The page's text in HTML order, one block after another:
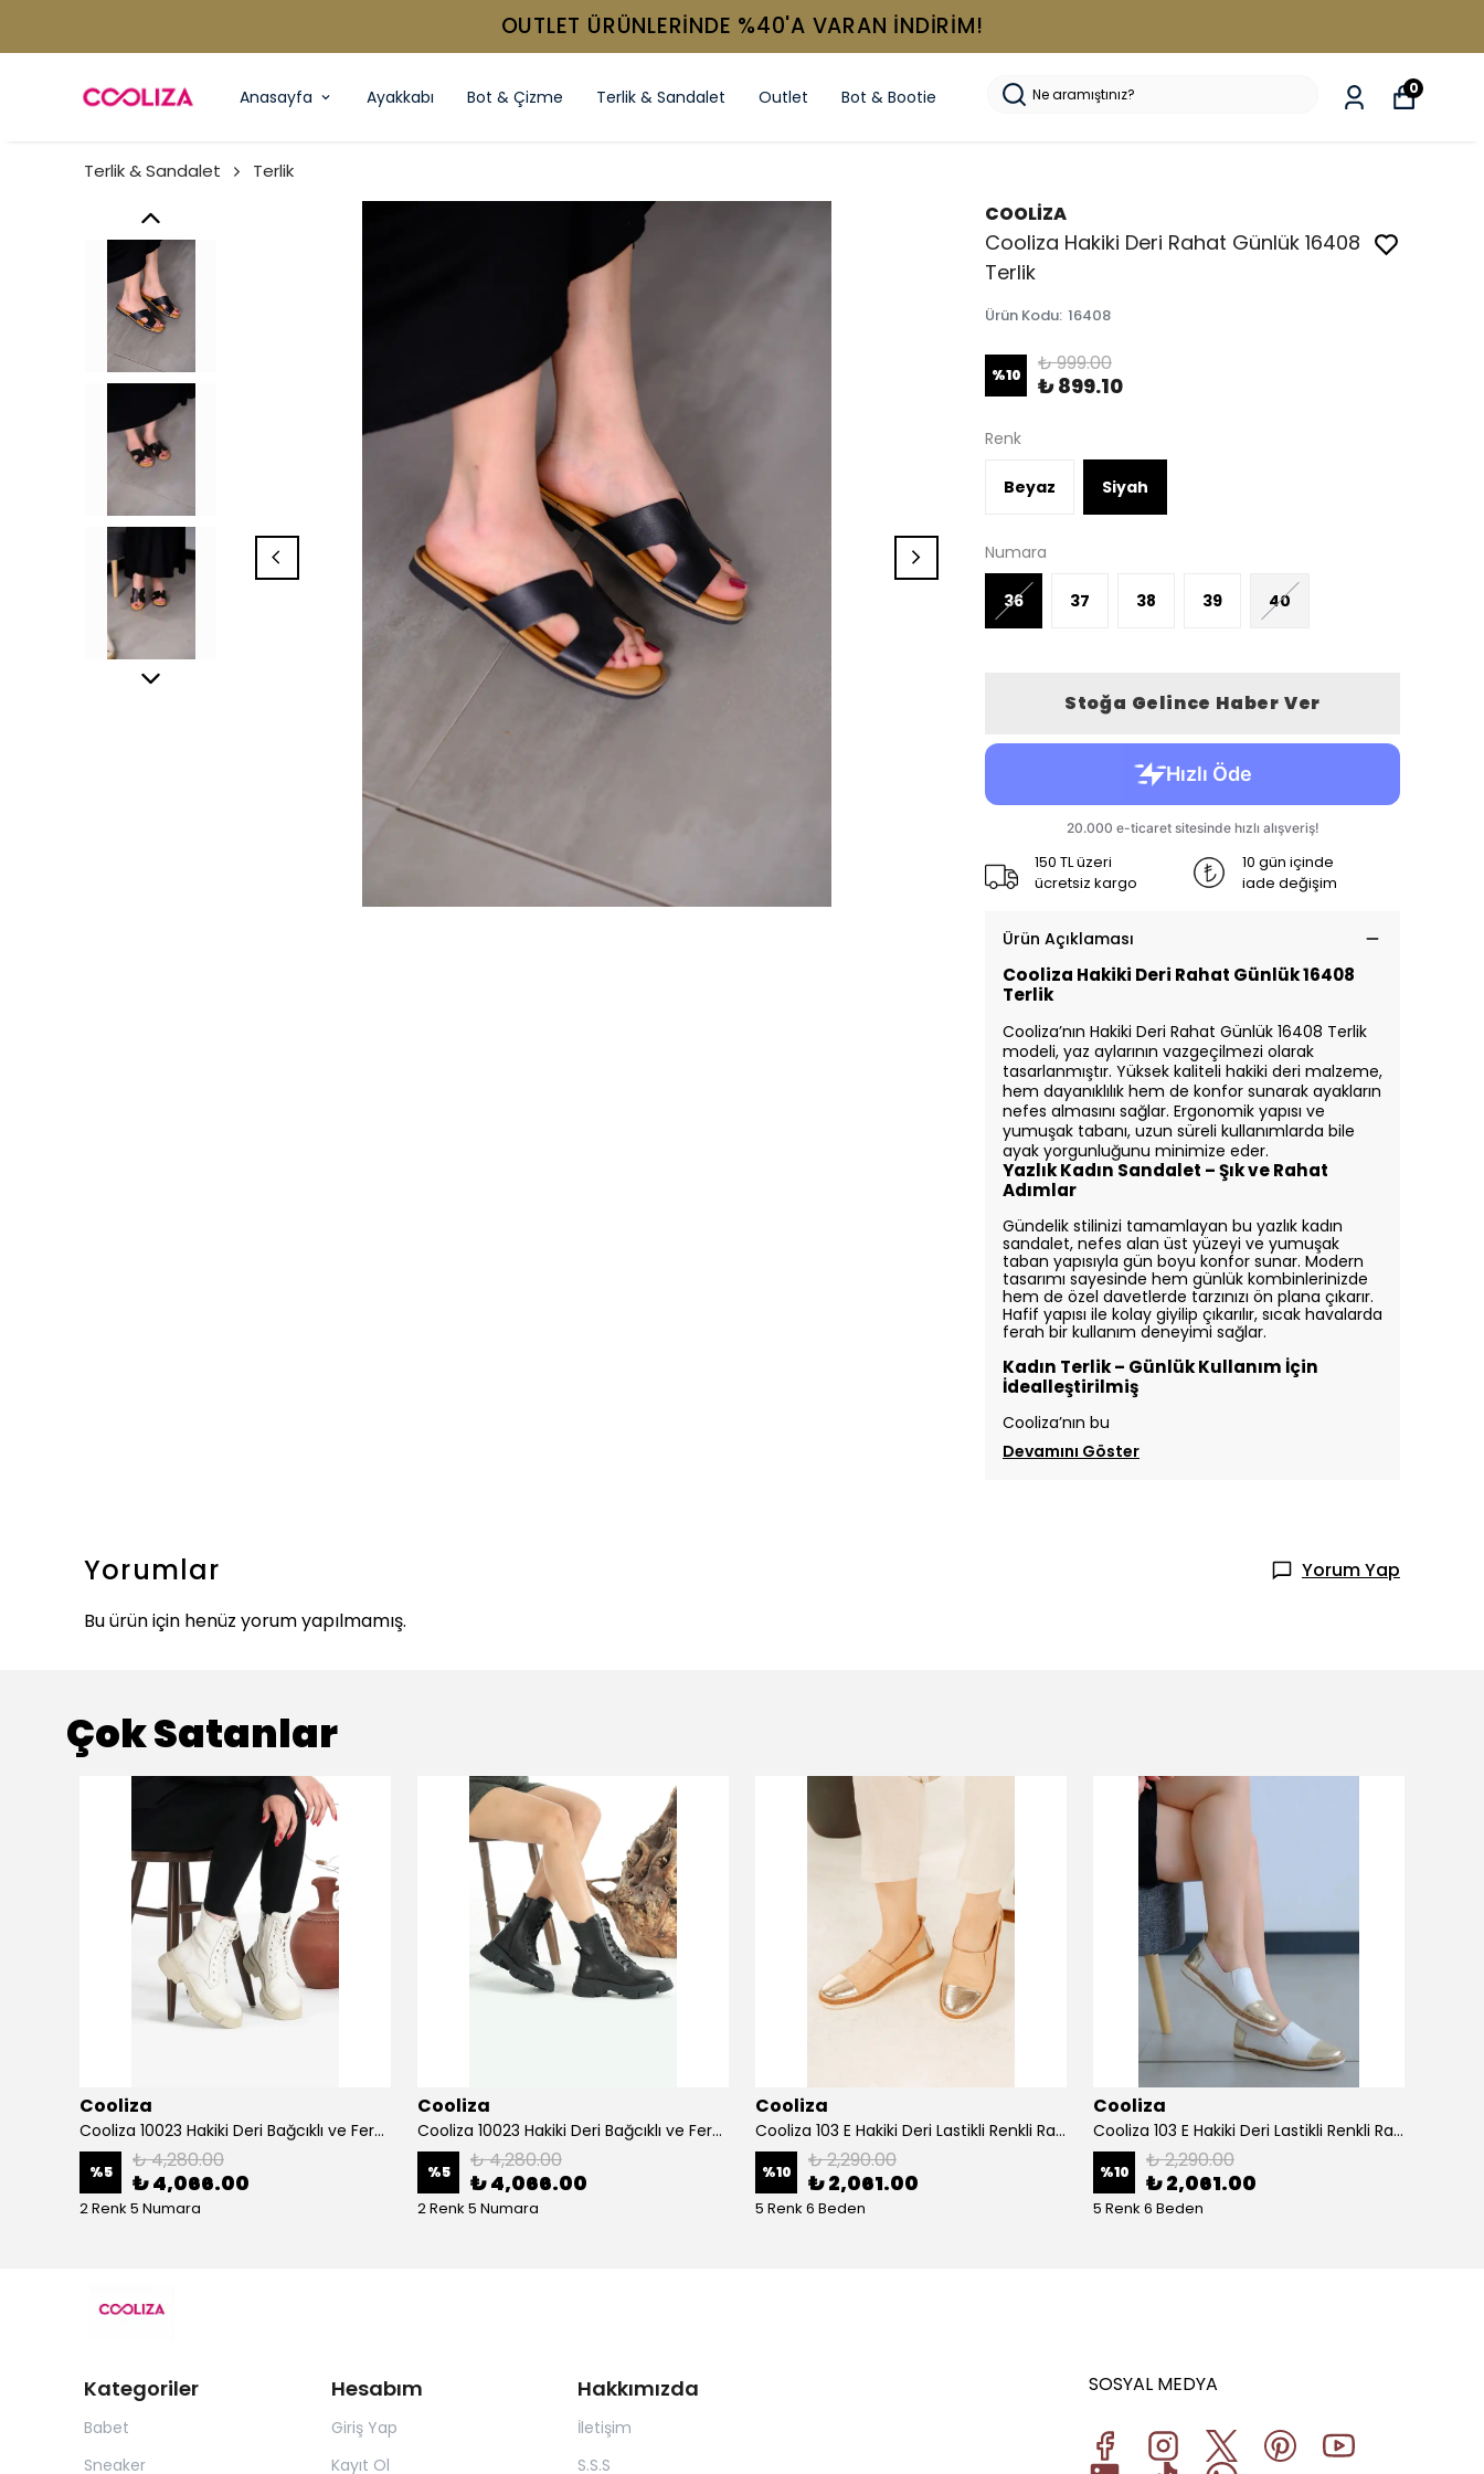
OUTLET ÜRÜNLERİNDE %40'A VARAN İNDİRİM!
Anasayfa Ayakkabı Bot & Çizme Terlik & Sandalet Outlet Bot & Bootie 0
Terlik & Sandalet Terlik
COOLİZA
Cooliza Hakiki Deri Rahat Günlük 16408
Terlik
Ürün Kodu: 16408
%10 ₺ 999.00
₺ 899.10
Renk
Beyaz Siyah
Numara
36 37 38 39 40
Stoğa Gelince Haber Ver
150 TL üzeri
ücretsiz kargo
10 gün içinde
iade değişim
Ürün Açıklaması
Cooliza Hakiki Deri Rahat Günlük 16408
Terlik
Cooliza’nın Hakiki Deri Rahat Günlük 16408 Terlik
modeli, yaz aylarının vazgeçilmezi olarak
tasarlanmıştır. Yüksek kaliteli hakiki deri malzeme,
hem dayanıklılık hem de konfor sunarak ayakların
nefes almasını sağlar. Ergonomik yapısı ve
yumuşak tabanı, uzun süreli kullanımlarda bile
ayak yorgunluğunu minimize eder.
Yazlık Kadın Sandalet – Şık ve Rahat
Adımlar
Gündelik stilinizi tamamlayan bu yazlık kadın
sandalet, nefes alan üst yüzeyi ve yumuşak
taban yapısıyla gün boyu konfor sunar. Modern
tasarımı sayesinde hem günlük kombinlerinizde
hem de özel davetlerde tarzınızı ön plana çıkarır.
Hafif yapısı ile kolay giyilip çıkarılır, sıcak havalarda
ferah bir kullanım deneyimi sağlar.
Kadın Terlik – Günlük Kullanım İçin
İdealleştirilmiş
Cooliza’nın bu
Devamını Göster
Yorumlar
Yorum Yap
Bu ürün için henüz yorum yapılmamış.
Çok Satanlar
Cooliza
Cooliza 10023 Hakiki Deri Bağcıklı ve Fermuarlı Rahat Kadın Bot Ayakkabı - Ekru
%5 ₺ 4,280.00
₺ 4,066.00
2 Renk 5 Numara
Cooliza
Cooliza 10023 Hakiki Deri Bağcıklı ve Fermuarlı Rahat Kadın Bot Ayakkabı - Siyah
%5 ₺ 4,280.00
₺ 4,066.00
2 Renk 5 Numara
Cooliza
Cooliza 103 E Hakiki Deri Lastikli Renkli Rahat Kadın Günlük Casual Babet Ayakkabı - Bej-Altın
%10 ₺ 2,290.00
₺ 2,061.00
5 Renk 6 Beden
Cooliza
Cooliza 103 E Hakiki Deri Lastikli Renkli Rahat Kadın Günlük Casual Babet Ayakkabı - Beyaz Altın
%10 ₺ 2,290.00
₺ 2,061.00
5 Renk 6 Beden
Kategoriler
Babet
Sneaker
Hesabım
Giriş Yap
Kayıt Ol
Hakkımızda
İletişim
S.S.S
SOSYAL MEDYA